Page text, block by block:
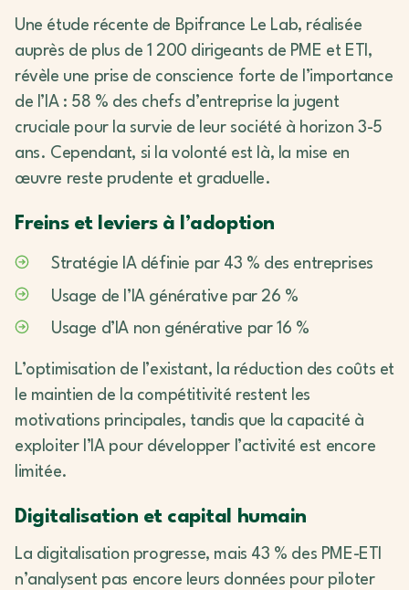
Une étude récente de Bpifrance Le Lab, réalisée
auprès de plus de 1 200 dirigeants de PME et ETI,
révèle une prise de conscience forte de l’importance
de l’IA : 58 % des chefs d’entreprise la jugent
cruciale pour la survie de leur société à horizon 3-5
ans. Cependant, si la volonté est là, la mise en
œuvre reste prudente et graduelle.
Freins et leviers à l’adoption
Stratégie IA définie par 43 % des entreprises
Usage de l’IA générative par 26 %
Usage d’IA non générative par 16 %
L’optimisation de l’existant, la réduction des coûts et
le maintien de la compétitivité restent les
motivations principales, tandis que la capacité à
exploiter l’IA pour développer l’activité est encore
limitée.
Digitalisation et capital humain
La digitalisation progresse, mais 43 % des PME-ETI
n’analysent pas encore leurs données pour piloter